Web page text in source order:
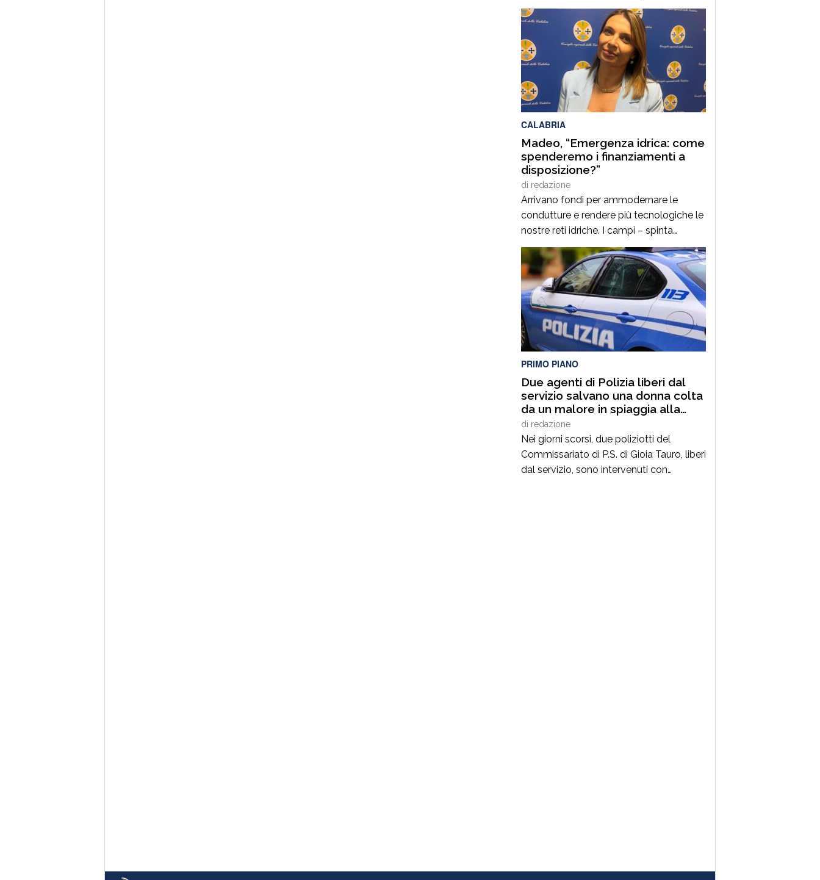
dall’Associazione Turistica Pro Loco di
Cittanova, con il patrocinio e il contributo
del Comune.Il concerto, in programma
lunedì 10 agosto in piazza Tommaso
Campanella, rappresenta uno degli
appuntamenti clou della manifestazione,
che da venticinque edizioni unisce
tradizione gastronomica e musica […]
CALABRIA
Madeo, “Emergenza idrica: come
spenderemo i finanziamenti a
disposizione?”
di redazione
Arrivano fondi per ammodernare le
condutture e rendere più tecnologiche le
nostre reti idriche. I campi – spinta
primaria per l’economia della Calabria –
sono a secco così come le città. È un
problema per l’agricoltura ma anche per
il regolare servizio idrico ai cittadini. La
situazione si ripropone ciclicamente ed è
da questo inverno […]
PRIMO PIANO
Due agenti di Polizia liberi dal
servizio salvano una donna colta
da un malore in spiaggia alla
Tonnara di Palmi
di redazione
Nei giorni scorsi, due poliziotti del
Commissariato di P.S. di Gioia Tauro, liberi
dal servizio, sono intervenuti con